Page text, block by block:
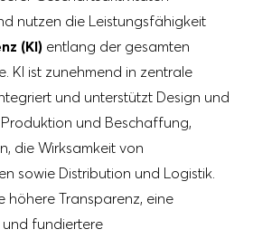
nutzen die Leistungsfähigkeit
(KI) entlang der gesamten
KI ist zunehmend in zentrale
und unterstützt Design und
und Beschaffung,
die Wirksamkeit von
sowie Distribution und Logistik.
höhere Transparenz, eine
fundiertere